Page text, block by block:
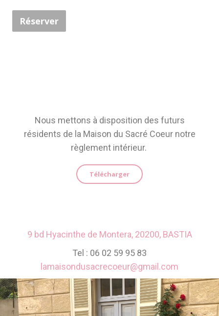
Réserver
Nous mettons à disposition des futurs
résidents de la Maison du Sacré Coeur notre
règlement intérieur.
Télécharger
9 bd Hyacinthe de Montera, 20200, BASTIA
Tel : 06 02 59 95 83
lamaisondusacrecoeur@gmail.com